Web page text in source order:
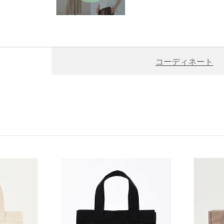
コーディネート